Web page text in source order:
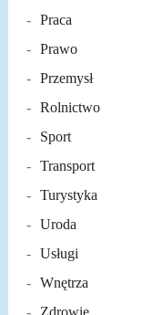
Praca
Prawo
Przemysł
Rolnictwo
Sport
Transport
Turystyka
Uroda
Usługi
Wnętrza